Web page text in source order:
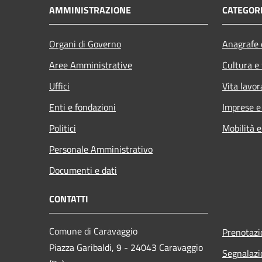
AMMINISTRAZIONE
Organi di Governo
Aree Amministrative
Uffici
Enti e fondazioni
Politici
Personale Amministrativo
Documenti e dati
Cultura
Vita
Imprese
Mobilità
CONTATTI
Comune di Caravaggio
Piazza Garibaldi, 9 - 24043 Caravaggio